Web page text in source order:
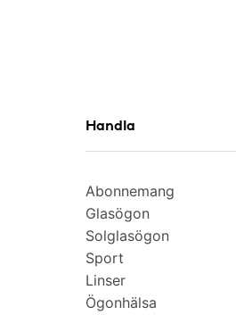
Handla
Abonnemang
Glasögon
Solglasögon
Sport
Linser
Ögonhälsa